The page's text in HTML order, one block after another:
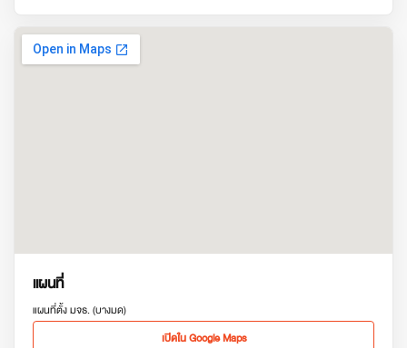
แผนที่
แผนที่ตั้ง มจธ. (บางมด)
เปิดใน Google Maps